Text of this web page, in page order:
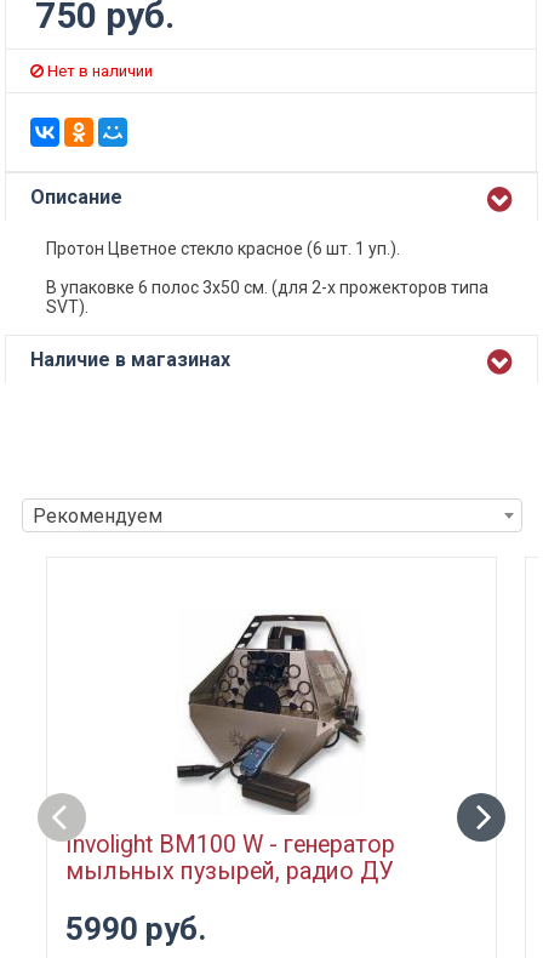
750 руб.
Нет в наличии
Описание
Протон Цветное стекло красное (6 шт. 1 уп.).
В упаковке 6 полос 3х50 см. (для 2-х прожекторов типа
SVT).
Наличие в магазинах
Рекомендуем
Involight BM100 W - генератор
мыльных пузырей, радио ДУ
5990 руб.